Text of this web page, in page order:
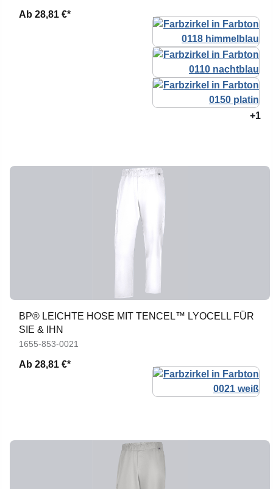
Ab 28,81 €*
+1
BP® LEICHTE HOSE MIT TENCEL™ LYOCELL FÜR
SIE & IHN
1655-853-0021
Ab 28,81 €*